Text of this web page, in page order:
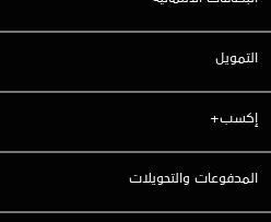
التمويل
إكسب+
المدفوعات والتحويلات